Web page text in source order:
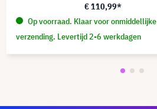
€ 110,99*
Op voorraad. Klaar voor onmiddellijke
verzending. Levertijd 2-6 werkdagen